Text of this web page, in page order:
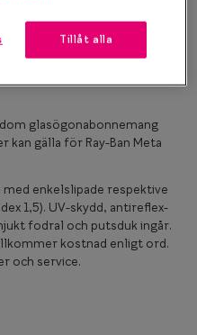
Trender
glasögonabonnemang
glasögonabonnemang
kan gälla för Ray-Ban Meta
med enkelslipade respektive
1,5). UV-skydd, antireflex-
fodral och putsduk ingår.
kostnad enligt ord.
och service.
Tillåt alla